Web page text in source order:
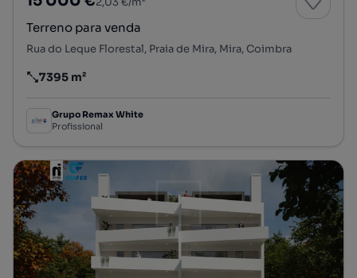
Terreno para venda
Rua do Leque Florestal, Praia de Mira, Mira, Coimbra
Preço por metro quadrado
7395 m²
Grupo Remax White
Profissional